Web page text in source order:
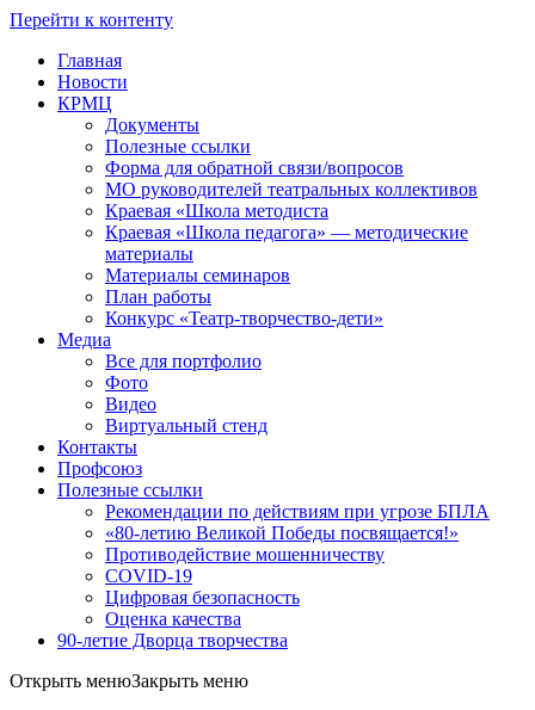
Перейти к контенту
Главная
Новости
КРМЦ
Документы
Полезные ссылки
Форма для обратной связи/вопросов
МО руководителей театральных коллективов
Краевая «Школа методиста
Краевая «Школа педагога» — методические
материалы
Материалы семинаров
План работы
Конкурс «Театр-творчество-дети»
Медиа
Все для портфолио
Фото
Видео
Виртуальный стенд
Контакты
Профсоюз
Полезные ссылки
Рекомендации по действиям при угрозе БПЛА
«80-летию Великой Победы посвящается!»
Противодействие мошенничеству
COVID-19
Цифровая безопасность
Оценка качества
90-летие Дворца творчества
Открыть менюЗакрыть меню